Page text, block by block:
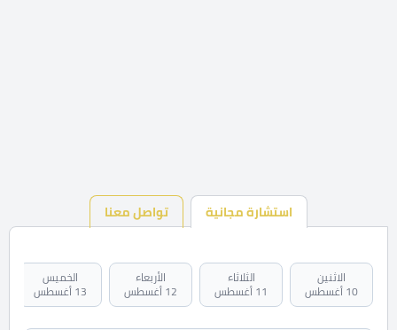
استشارة مجانية تواصل معنا
الاثنين
10 أغسطس
الثلاثاء
11 أغسطس
الأربعاء
12 أغسطس
الخميس
13 أغسطس